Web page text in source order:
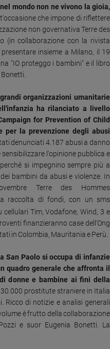
mondo non ne vivono la gioia,
che impone di riflettere
non governativa Terre des
(in collaborazione con la rivista
insieme a Milano, il 19
"IO proteggo i bambini" e il libro
organizzazioni umanitarie
ha rilanciato a livello
for Prevention of Child
per la prevenzione degli abusi
denunciati 4.187 abusi a danno
l'opinione pubblica e
si impegnino sempre più a
bambini da abusi e violenze. In
Terre des Hommes
raccolta di fondi, con un sms
Tim, Vodafone, Wind, 3 e
finanzieranno case dell'Ong
in Colombia, Mauritania e Perù.
San Paolo si occupa di infanzie
quadro generale che affronta il
donne e bambine ai fini della
prostitute straniere in Italia
Ricco di notizie e analisi generali
è frutto della collaborazione
e suor Eugenia Bonetti. La